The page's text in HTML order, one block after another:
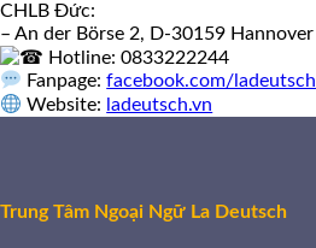
CHLB Đức:
– An der Börse 2, D-30159 Hannover
Hotline: 0833222244
Fanpage:facebook.com/ladeutsch
Website: ladeutsch.vn
Trung Tâm Ngoại Ngữ La Deutsch